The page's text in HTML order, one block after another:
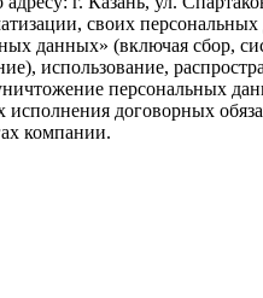
своих
данных» (включая сбор,
использование,
персональных
исполнения договорных
компании.